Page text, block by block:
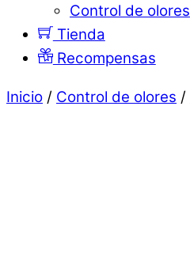
Control de olores
Tienda
Recompensas
Inicio / Control de olores /